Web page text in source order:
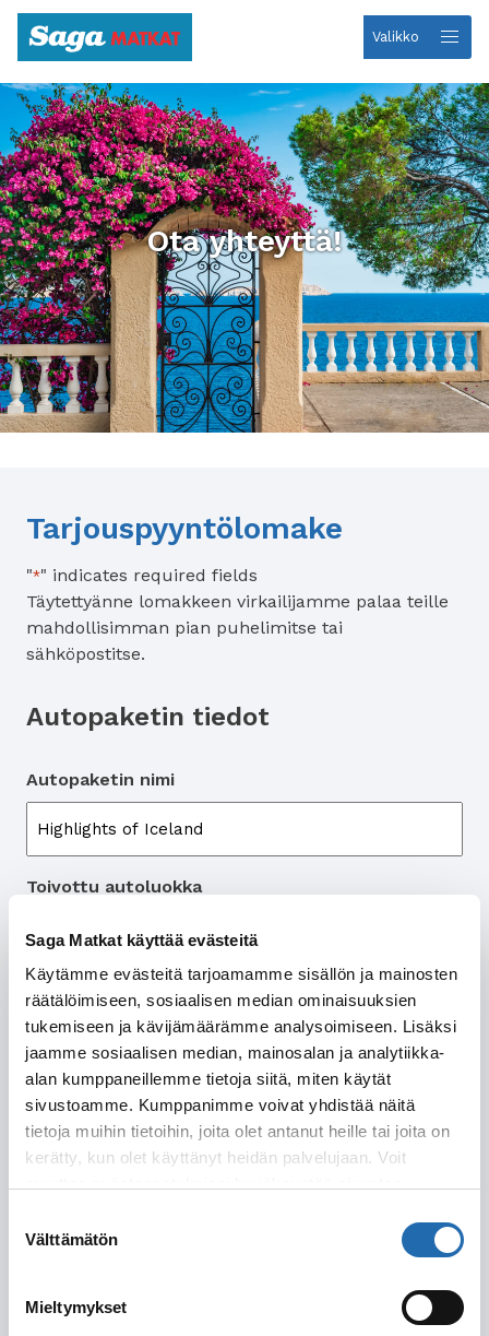
Saga Matkat käyttää evästeitä
Käytämme evästeitä tarjoamamme sisällön ja mainosten
räätälöimiseen, sosiaalisen median ominaisuuksien
tukemiseen ja kävijämäärämme analysoimiseen. Lisäksi
jaamme sosiaalisen median, mainosalan ja analytiikka-
alan kumppaneillemme tietoja siitä, miten käytät
sivustoamme. Kumppanimme voivat yhdistää näitä
tietoja muihin tietoihin, joita olet antanut heille tai joita on
kerätty, kun olet käyttänyt heidän palvelujaan. Voit
valinta
Välttämätön
Mieltymykset
Etusivulle
Valikko
Ota yhteyttä!
Tarjouspyyntölomake
"*" indicates required fields
Täytettyänne lomakkeen virkailijamme palaa teille
mahdollisimman pian puhelimitse tai
sähköpostitse.
Autopaketin tiedot
Autopaketin nimi
Toivottu autoluokka
Lähtöpäivä
Paluupäivä
matkustuspäivissä
alla)
Haluan tarjouksen lisäöistä ennen autopakettia